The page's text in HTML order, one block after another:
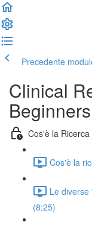
Precedente
Clinical
Beginners
Cos'è la Ricerca
Cos'è la
Le
(8:25)